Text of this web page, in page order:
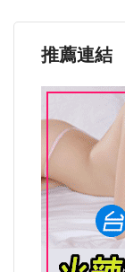
推薦連結